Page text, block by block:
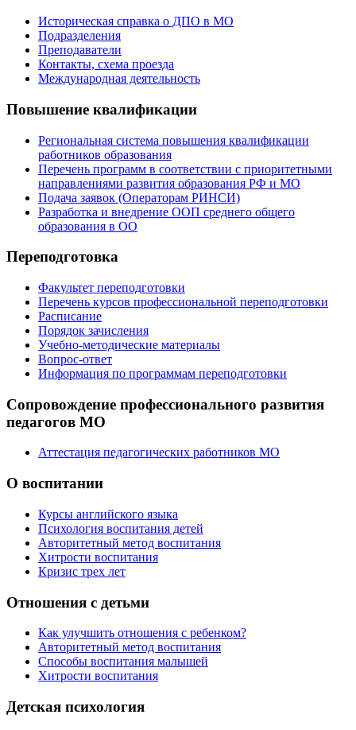
Историческая справка о ДПО в МО
Подразделения
Преподаватели
Контакты, схема проезда
Международная деятельность
Повышение квалификации
Региональная система повышения квалификации
работников образования
Перечень программ в соответствии с приоритетными
направлениями развития образования РФ и МО
Подача заявок (Операторам РИНСИ)
Разработка и внедрение ООП среднего общего
образования в ОО
Переподготовка
Факультет переподготовки
Перечень курсов профессиональной переподготовки
Расписание
Порядок зачисления
Учебно-методические материалы
Вопрос-ответ
Информация по программам переподготовки
Сопровождение профессионального развития
педагогов МО
Аттестация педагогических работников МО
О воспитании
Курсы английского языка
Психология воспитания детей
Авторитетный метод воспитания
Хитрости воспитания
Кризис трех лет
Отношения с детьми
Как улучшить отношения с ребенком?
Авторитетный метод воспитания
Способы воспитания малышей
Хитрости воспитания
Детская психология